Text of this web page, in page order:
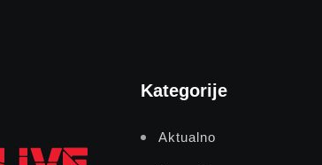
Kategorije
Aktualno